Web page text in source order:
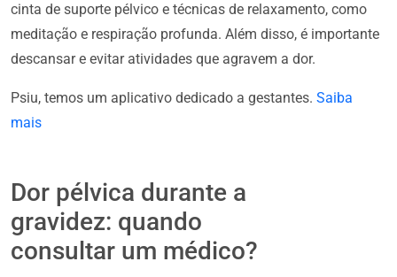
cinta de suporte pélvico e técnicas de relaxamento, como
meditação e respiração profunda. Além disso, é importante
descansar e evitar atividades que agravem a dor.
Psiu, temos um aplicativo dedicado a gestantes. Saiba
mais
Dor pélvica durante a
gravidez: quando
consultar um médico?